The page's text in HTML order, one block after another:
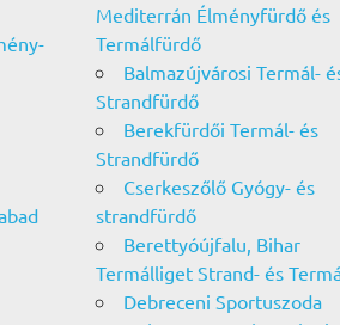
Mediterrán Élményfürdő és
Termálfürdő
Balmazújvárosi Termál-
Strandfürdő
Berekfürdői Termál- és
Strandfürdő
Cserkeszőlő Gyógy- és
strandfürdő
Berettyóújfalu, Bihar
Termálliget Strand- és
Debreceni Sportuszoda